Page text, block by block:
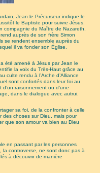
Jean le Précurseur indique le
le Baptiste pour suivre Jésus.
compagnie du Maître de Nazareth,
auprès de son frère Simon
se rendent ensemble auprès du
il va fonder son Église.
été amené à Jésus par Jean le
la voix du Très-Haut grâce au
culte rendu à l’Arche d’Alliance
sont confortés dans leur foi au
raisonnement ou d’une
dans le dialogue avec autrui.
sa foi, de la confronter à celle
des choses sur Dieu, mais pour
que son amour va bien au Dieu
en passant par les personnes
la controverse, ne sont donc pas à
à découvrir de manière